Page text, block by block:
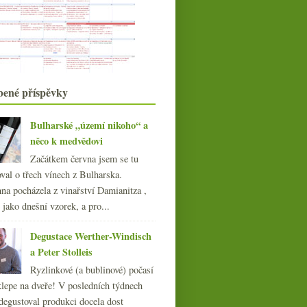
Biodynamický rakouský
Riesling a jedna Mosela
Vyzrálá Cava a svérázné Prosecco
Someliéři doporučují #1
Tři charakterní Barbery od Rocco di
Carpeneto
Mladé blatnické vinařství Berthy
Dvakrát bio cava od Llopart
J. Stávek Karmazín a Reserva od
Marqués de Murrieta
Barbery od Boeri, kyperská
Vamvakada a piemontské ...
Prestige bohémka, jurský crémant
Pierre Richard a ...
Postarší slovenský ryzlink a výtečné
Xarel·lo
(240)
(240)
(250)
(251)
(254)
(249)
příspěvky
Bulharské „území nikoho“ a
něco k medvědovi
Začátkem června jsem se tu
o třech vínech z Bulharska.
pocházela z vinařství Damianitza ,
jako dnešní vzorek, a pro...
Degustace Werther-Windisch
a Peter Stolleis
Ryzlinkové (a bublinové) počasí
na dveře! V posledních týdnech
produkci docela dost